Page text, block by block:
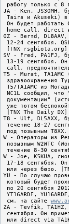
работу только с 8
JA - Ken, JS3OMH,
Taira и Akuseki) в
Он будет
home call, direct
OZ - Bernd,
12-24 сентября.
[TNX rsgbiota.org]
SV - Fred, PA1FJ,
13-19 сентября.
call,
T5 - Murat, TA1AMC
здравоохранения
T5/TA1AMC из
NC1L сообщил, что
документации"
уже потом
[TNX The Daily DX]
T8 - Ulf, DL5AXX,
течение 18-27
под позывным
W - Операторы из
позывным W2WTC
течение 8-30
W - Joe, K5KUA,
17-18 сентября.
или через бюро.
YU - По случаю
который будет
по 20 сентября
YT16ARDF,
см. на сайте
ZA - Tevfik, TA1HZ,
сентября. Он
или direct via